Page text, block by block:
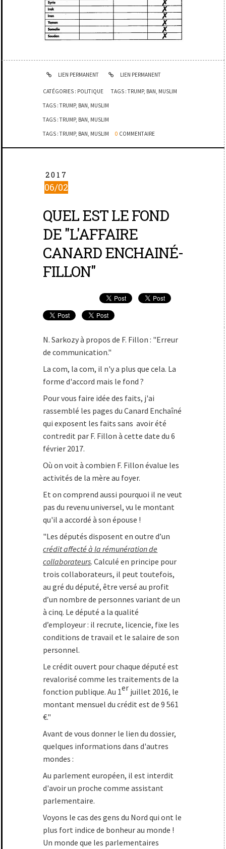
LIEN PERMANENT LIEN PERMANENT
CATÉGORIES : POLITIQUE TAGS :TRUMP, BAN MUSLIM
TAGS :TRUMP, BAN MUSLIM
TAGS :TRUMP, BAN MUSLIM
TAGS :TRUMP, BAN MUSLIM 0 COMMENTAIRE
2017
06/02
QUEL EST LE FOND
DE "L'AFFAIRE
CANARD ENCHAINÉ-
FILLON"
N. Sarkozy à propos de F. Fillon : "Erreur
de communication."
La com, la com, il n'y a plus que cela. La
forme d'accord mais le fond ?
Pour vous faire idée des faits, j'ai
rassemblé les pages du Canard Enchaîné
qui exposent les faits sans avoir été
contredit par F. Fillon à cette date du 6
février 2017.
Où on voit à combien F. Fillon évalue les
activités de la mère au foyer.
Et on comprend aussi pourquoi il ne veut
pas du revenu universel, vu le montant
qu'il a accordé à son épouse !
"Les députés disposent en outre d’un
crédit affecté à la rémunération de
collaborateurs. Calculé en principe pour
trois collaborateurs, il peut toutefois,
au gré du député, être versé au profit
d’un nombre de personnes variant de un
à cinq. Le député a la qualité
d’employeur : il recrute, licencie, fixe les
conditions de travail et le salaire de son
personnel.
Le crédit ouvert pour chaque député est
revalorisé comme les traitements de la
fonction publique. Au 1er juillet 2016, le
montant mensuel du crédit est de 9 561
€."
Avant de vous donner le lien du dossier,
quelques informations dans d'autres
mondes :
Au parlement européen, il est interdit
d'avoir un proche comme assistant
parlementaire.
Voyons le cas des gens du Nord qui ont le
plus fort indice de bonheur au monde !
Un monde que les parlementaires